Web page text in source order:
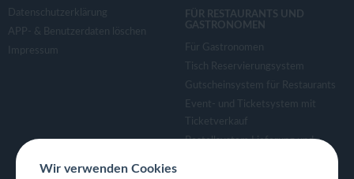
Datenschutzerklärung
APP- & Benutzerdaten löschen
Impressum
FÜR RESTAURANTS UND
GASTRONOMEN
Für Gastronomen
Tisch Reservierungsystem
Gutscheinsystem für Restaurants
Event- und Ticketsystem mit
Ticketverkauf
Bestellsystem Lieferung und
Wir verwenden Cookies